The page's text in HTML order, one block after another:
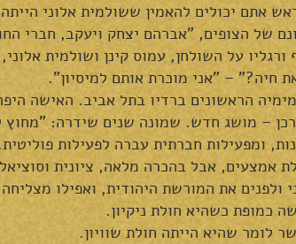
אתם יכולים להאמין ששולמית אלוני
של הצופים, "אברהם יצחק ויעקב, חברי
ורגליו על השולחן, עמוס קינן ושולמית
חיה?" – "אני מוכרת אותם למיסיון".
הראשונים ברדיו בתל אביב. האישה
– מושג חדש. שמונה שנים שידרה:
ומפעילות חברתית עברה לפעילות פוליטית.
אמצעים, אבל בהכרה מלאה, ציונית
ולפנים את המורשת היהודית, ואפילו
כמופת כשהיא חולת ניקיון.
לומר שהיא הייתה חולת שוויון.